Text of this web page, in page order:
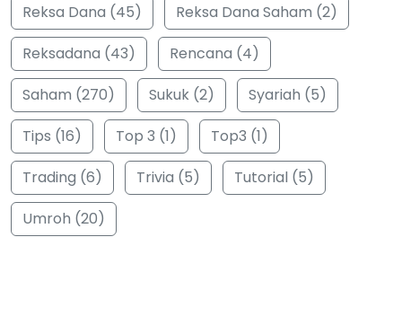
Reksa Dana (45)
Reksa Dana Saham (2)
Reksadana (43)
Rencana (4)
Saham (270)
Sukuk (2)
Syariah (5)
Tips (16)
Top 3 (1)
Top3 (1)
Trading (6)
Trivia (5)
Tutorial (5)
Umroh (20)